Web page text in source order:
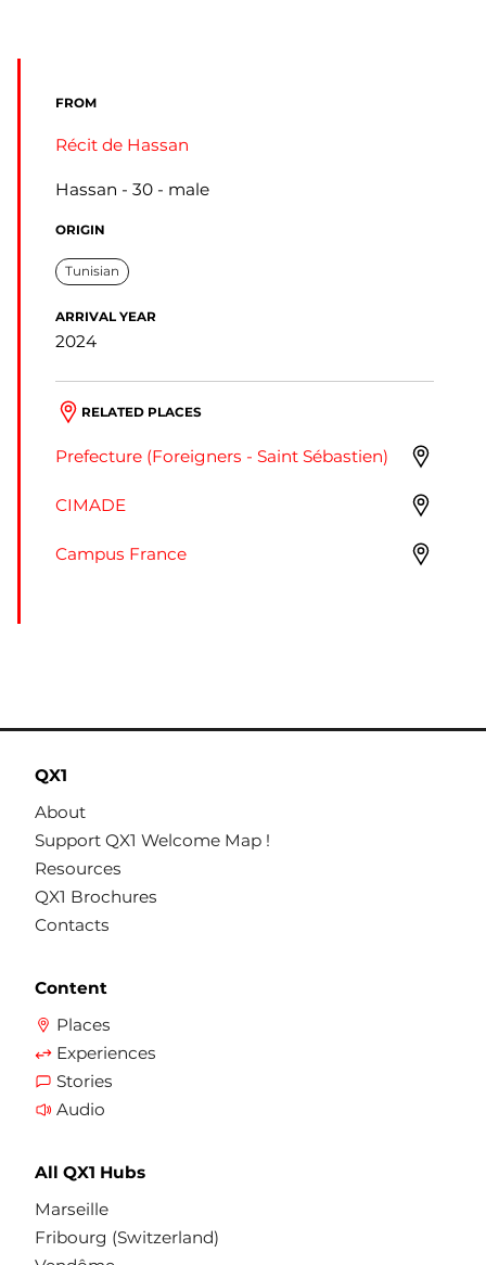
FROM
Récit de Hassan
Hassan 30 male
ORIGIN
Tunisian
ARRIVAL YEAR
2024
RELATED PLACES
Prefecture (Foreigners - Saint Sébastien)
CIMADE
Campus France
QX1
About
Support QX1 Welcome Map !
Resources
QX1 Brochures
Contacts
Content
Places
Experiences
Stories
Audio
All QX1 Hubs
Marseille
Fribourg (Switzerland)